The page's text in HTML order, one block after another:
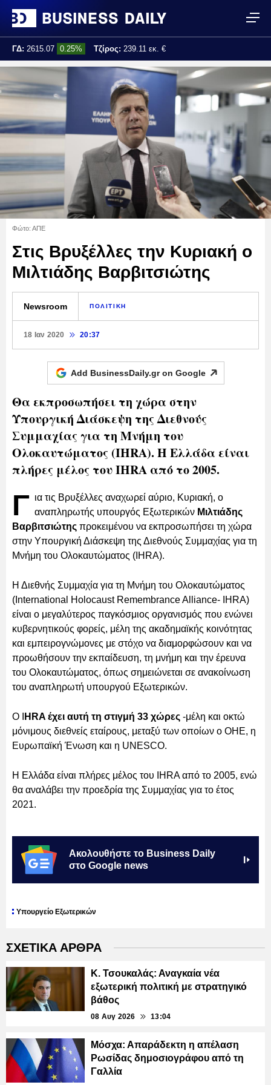
ΓΔ: 2615.07 0.25% Τζίρος: 239.11 εκ. €
Τελ. ενημέρωση: 17:25:01
Φώτο: ΑΠΕ
Στις Βρυξέλλες την Κυριακή ο
Μιλτιάδης Βαρβιτσιώτης
Newsroom ΠΟΛΙΤΙΚΗ
18 Ιαν 2020 20:37
Add BusinessDaily.gr on Google
Θα εκπροσωπήσει τη χώρα στην
Υπουργική Διάσκεψη της Διεθνούς
Συμμαχίας για τη Μνήμη του
Ολοκαυτώματος (IHRA). Η Ελλάδα είναι
πλήρες μέλος του IHRA από το 2005.
Γ ια τις Βρυξέλλες αναχωρεί αύριο, Κυριακή, ο
αναπληρωτής υπουργός Εξωτερικών Μιλτιάδης
Βαρβιτσιώτης προκειμένου να εκπροσωπήσει τη χώρα
στην Υπουργική Διάσκεψη της Διεθνούς Συμμαχίας για τη
Μνήμη του Ολοκαυτώματος (IHRA).
Η Διεθνής Συμμαχία για τη Μνήμη του Ολοκαυτώματος
(International Holocaust Remembrance Alliance- IHRA)
είναι ο μεγαλύτερος παγκόσμιος οργανισμός που ενώνει
κυβερνητικούς φορείς, μέλη της ακαδημαϊκής κοινότητας
και εμπειρογνώμονες με στόχο να διαμορφώσουν και να
προωθήσουν την εκπαίδευση, τη μνήμη και την έρευνα
του Ολοκαυτώματος, όπως σημειώνεται σε ανακοίνωση
του αναπληρωτή υπουργού Εξωτερικών.
Ο I HRA έχει αυτή τη στιγμή 33 χώρες -μέλη και οκτώ
μόνιμους διεθνείς εταίρους, μεταξύ των οποίων ο ΟΗΕ, η
Ευρωπαϊκή Ένωση και η UNESCO.
Η Ελλάδα είναι πλήρες μέλος του IHRA από το 2005, ενώ
θα αναλάβει την προεδρία της Συμμαχίας για το έτος
2021.
Ακολουθήστε το Business Daily
στο Google news
Υπουργείο Εξωτερικών
ΣΧΕΤΙΚΑ ΑΡΘΡΑ
Κ. Τσουκαλάς: Αναγκαία νέα
εξωτερική πολιτική με στρατηγικό
βάθος
08 Αυγ 2026 13:04
Μόσχα: Απαράδεκτη η απέλαση
Ρωσίδας δημοσιογράφου από τη
Γαλλία